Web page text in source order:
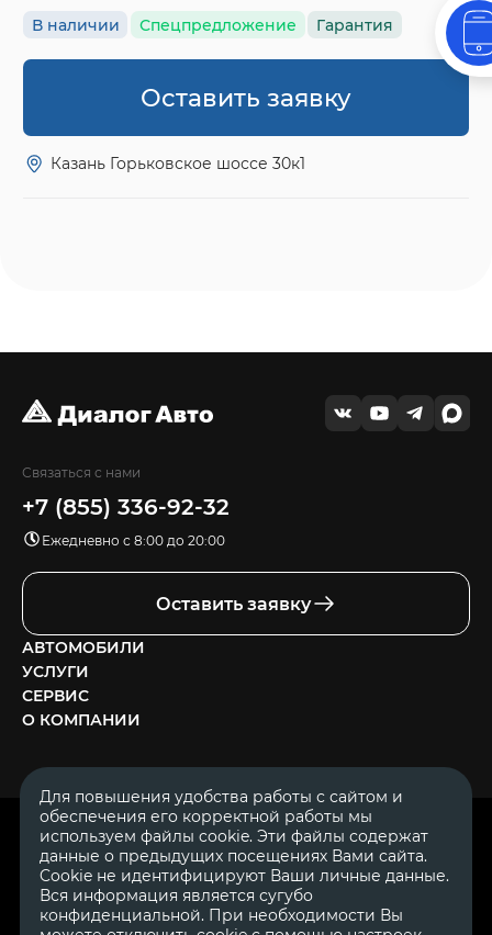
В наличии Спецпредложение Гарантия
Оставить заявку
Казань Горьковское шоссе 30к1
Связаться с нами
+7 (855) 336-92-32
Ежедневно с 8:00 до 20:00
Оставить заявку
АВТОМОБИЛИ
УСЛУГИ
СЕРВИС
О КОМПАНИИ
© 2007—2026 «Диалог Авто» — автосалон. Все права защищены.
Обращаем Ваше внимание на то, что данный Интернет-сайт
носит исключительно информационный характер и ни при
каких условиях не является публичной офертой, определяемой
ОГРН 1111644005153
ИНН 1644062657
Для повышения удобства работы с сайтом и
обеспечения его корректной работы мы
используем файлы cookie. Эти файлы содержат
данные о предыдущих посещениях Вами сайта.
Cookie не идентифицируют Ваши личные данные.
Вся информация является сугубо
конфиденциальной. При необходимости Вы